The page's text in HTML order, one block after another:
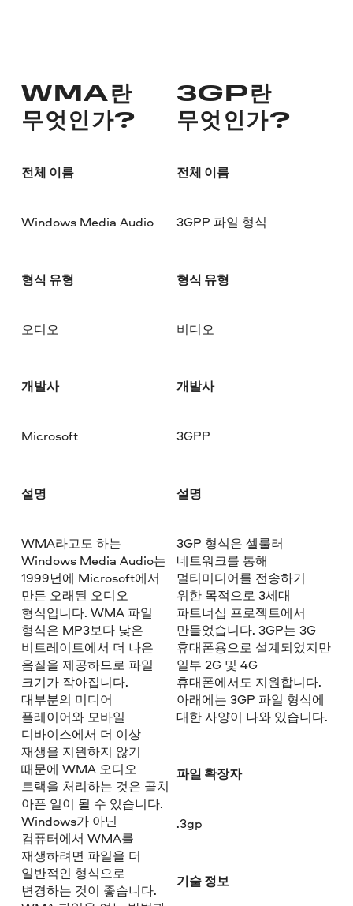
WMA란
무엇인가?
전체 이름
Windows Media Audio
형식 유형
오디오
개발사
Microsoft
설명
WMA라고도 하는
Windows Media Audio는
1999년에 Microsoft에서
만든 오래된 오디오
형식입니다. WMA 파일
형식은 MP3보다 낮은
비트레이트에서 더 나은
음질을 제공하므로 파일
크기가 작아집니다.
대부분의 미디어
플레이어와 모바일
디바이스에서 더 이상
재생을 지원하지 않기
때문에 WMA 오디오
트랙을 처리하는 것은 골치
아픈 일이 될 수 있습니다.
Windows가 아닌
컴퓨터에서 WMA를
재생하려면 파일을 더
일반적인 형식으로
변경하는 것이 좋습니다.
3GP란
무엇인가?
전체 이름
3GPP 파일 형식
형식 유형
비디오
개발사
3GPP
설명
3GP 형식은 셀룰러
네트워크를 통해
멀티미디어를 전송하기
위한 목적으로 3세대
파트너십 프로젝트에서
만들었습니다. 3GP는 3G
휴대폰용으로 설계되었지만
일부 2G 및 4G
휴대폰에서도 지원합니다.
아래에는 3GP 파일 형식에
대한 사양이 나와 있습니다.
파일 확장자
.3gp
기술 정보